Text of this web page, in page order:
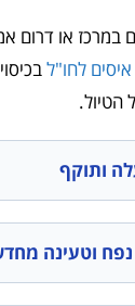
במרכז או דרום
איסים לחו"ל
הטיול.
ותוקף
וטעינה